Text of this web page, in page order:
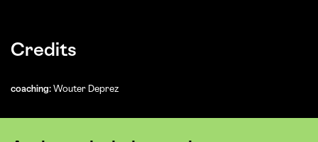
Credits
coaching: Wouter Deprez